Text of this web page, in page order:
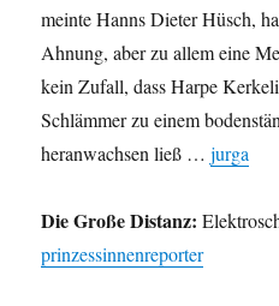
meinte Hanns Dieter Hüsch,
Ahnung, aber zu allem eine
kein Zufall, dass Harpe
Schlämmer zu einem
heranwachsen ließ …jurga
Die Große Distanz:
prinzessinnenreporter